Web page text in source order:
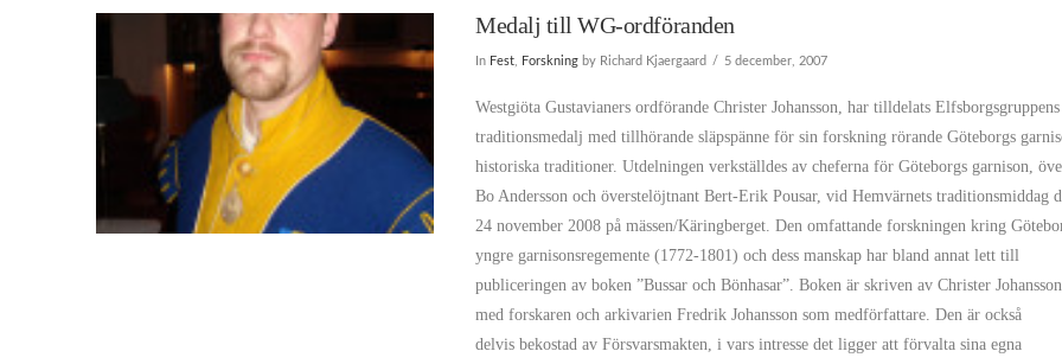
VIEW POST
Medalj till WG-ordföranden
In Fest Forskning by Richard Kjaergaard 5 december, 2007
Westgiöta Gustavianers ordförande Christer Johansson, har tilldelats Elfsborgsgruppens
traditionsmedalj med tillhörande släpspänne för sin forskning rörande Göteborgs
historiska traditioner. Utdelningen verkställdes av cheferna för Göteborgs garnison,
Bo Andersson och överstelöjtnant Bert-Erik Pousar, vid Hemvärnets traditionsmiddag
24 november 2008 på mässen/Käringberget. Den omfattande forskningen kring
yngre garnisonsregemente (1772-1801) och dess manskap har bland annat lett till
publiceringen av boken ”Bussar och Bönhasar”. Boken är skriven av Christer Johansson
med forskaren och arkivarien Fredrik Johansson som medförfattare. Den är också
delvis bekostad av Försvarsmakten, i vars intresse det ligger att förvalta sina egna